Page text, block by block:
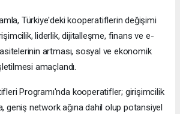
Türkiye'deki kooperatiflerin değişimi
liderlik, dijitalleşme, finans ve e-
artması, sosyal ve ekonomik
amaçlandı.
Programı'nda kooperatifler; girişimcilik
geniş network ağına dahil olup potansiyel